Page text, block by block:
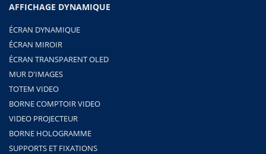
AFFICHAGE DYNAMIQUE
ÉCRAN DYNAMIQUE
ÉCRAN MIROIR
ÉCRAN TRANSPARENT OLED
MUR D'IMAGES
TOTEM VIDEO
BORNE COMPTOIR VIDEO
VIDEO PROJECTEUR
BORNE HOLOGRAMME
SUPPORTS ET FIXATIONS